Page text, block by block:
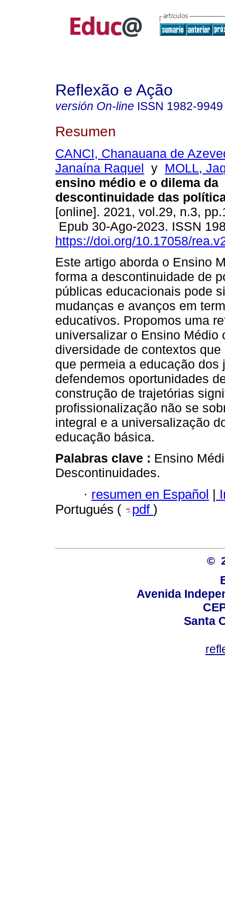
Reflexão e Ação
versión On-line ISSN 1982-9949
Resumen
CANCI, Chanauana de
Janaína Raquel y MOLL,
ensino médio e o dilema da
descontinuidade das
[online]. 2021, vol.29, n.3,
Epub 30-Ago-2023. ISSN
https://doi.org/10.17058/
Este artigo aborda o Ensino
forma a descontinuidade de
públicas educacionais pode
mudanças e avanços em
educativos. Propomos uma
universalizar o Ensino
diversidade de contextos
que permeia a educação
defendemos oportunidades
construção de trajetórias
profissionalização não se
integral e a universalização
educação básica.
Palabras clave : Ensino
Descontinuidades.
· resumen en Español |
Portugués (
pdf )
©
Avenida
Santa